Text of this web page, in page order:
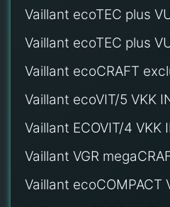
Vaillant ecoTEC plus
Vaillant ecoTEC plus
Vaillant ecoCRAFT
Vaillant ecoVIT/5 VKK
Vaillant ECOVIT/4 VKK
Vaillant VGR
Vaillant ecoCOMPACT